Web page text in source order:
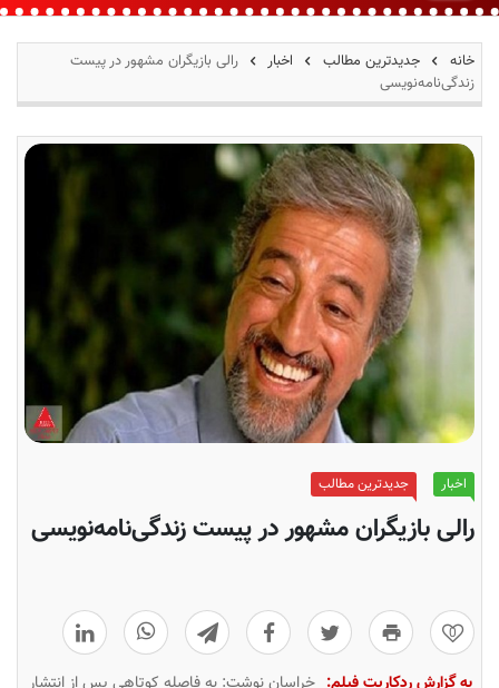
ر
م
ز
خانه جدیدترین مطالب اخبار
رالی بازیگران مشهور در پیست
زندگی‌نامه‌نویسی
اخبار جدیدترین مطالب
رالی بازیگران مشهور در پیست زندگی‌نامه‌نویسی
0